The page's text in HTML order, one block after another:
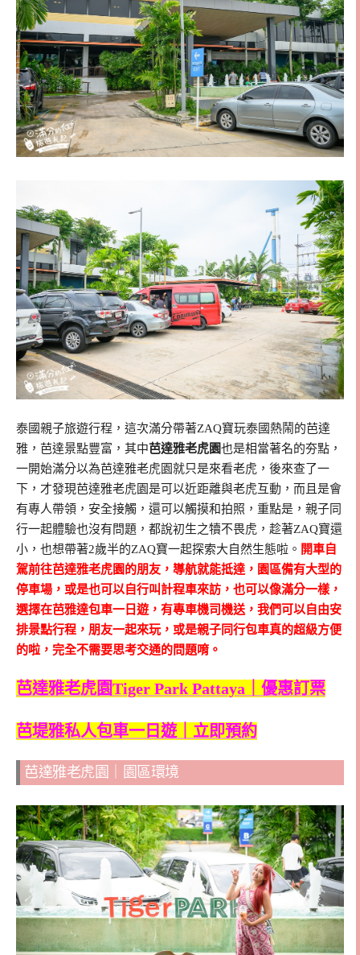
泰國親子旅遊行程，這次滿分帶著ZAQ寶玩泰國熱鬧的芭達
雅，芭達景點豐富，其中芭達雅老虎園也是相當著名的夯點，
一開始滿分以為芭達雅老虎園就只是來看老虎，後來查了一
下，才發現芭達雅老虎園是可以近距離與老虎互動，而且是會
有專人帶領，安全接觸，還可以觸摸和拍照，重點是，親子同
行一起體驗也沒有問題，都說初生之犢不畏虎，趁著ZAQ寶還
小，也想帶著2歲半的ZAQ寶一起探索大自然生態啦。 開車自
駕前往芭達雅老虎園的朋友，導航就能抵達，園區備有大型的
停車場，或是也可以自行叫計程車來訪，也可以像滿分一樣，
選擇在芭雅達包車一日遊，有專車機司機送，我們可以自由安
排景點行程，朋友一起來玩，或是親子同行包車真的超級方便
的啦，完全不需要思考交通的問題唷。
芭達雅老虎園Tiger Park Pattaya｜優惠訂票
芭堤雅私人包車一日遊｜立即預約
芭達雅老虎園｜園區環境